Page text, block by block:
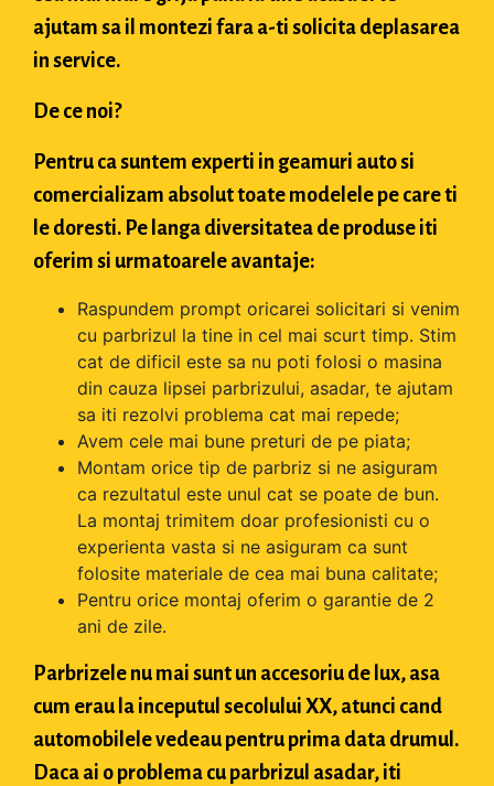
ajutam sa il montezi fara a-ti solicita deplasarea
in service.
De ce noi?
Pentru ca suntem experti in geamuri auto si
comercializam absolut toate modelele pe care ti
le doresti. Pe langa diversitatea de produse iti
oferim si urmatoarele avantaje:
Raspundem prompt oricarei solicitari si venim
cu parbrizul la tine in cel mai scurt timp. Stim
cat de dificil este sa nu poti folosi o masina
din cauza lipsei parbrizului, asadar, te ajutam
sa iti rezolvi problema cat mai repede;
Avem cele mai bune preturi de pe piata;
Montam orice tip de parbriz si ne asiguram
ca rezultatul este unul cat se poate de bun.
La montaj trimitem doar profesionisti cu o
experienta vasta si ne asiguram ca sunt
folosite materiale de cea mai buna calitate;
Pentru orice montaj oferim o garantie de 2
ani de zile.
Parbrizele nu mai sunt un accesoriu de lux, asa
cum erau la inceputul secolului XX, atunci cand
automobilele vedeau pentru prima data drumul.
Daca ai o problema cu parbrizul asadar, iti